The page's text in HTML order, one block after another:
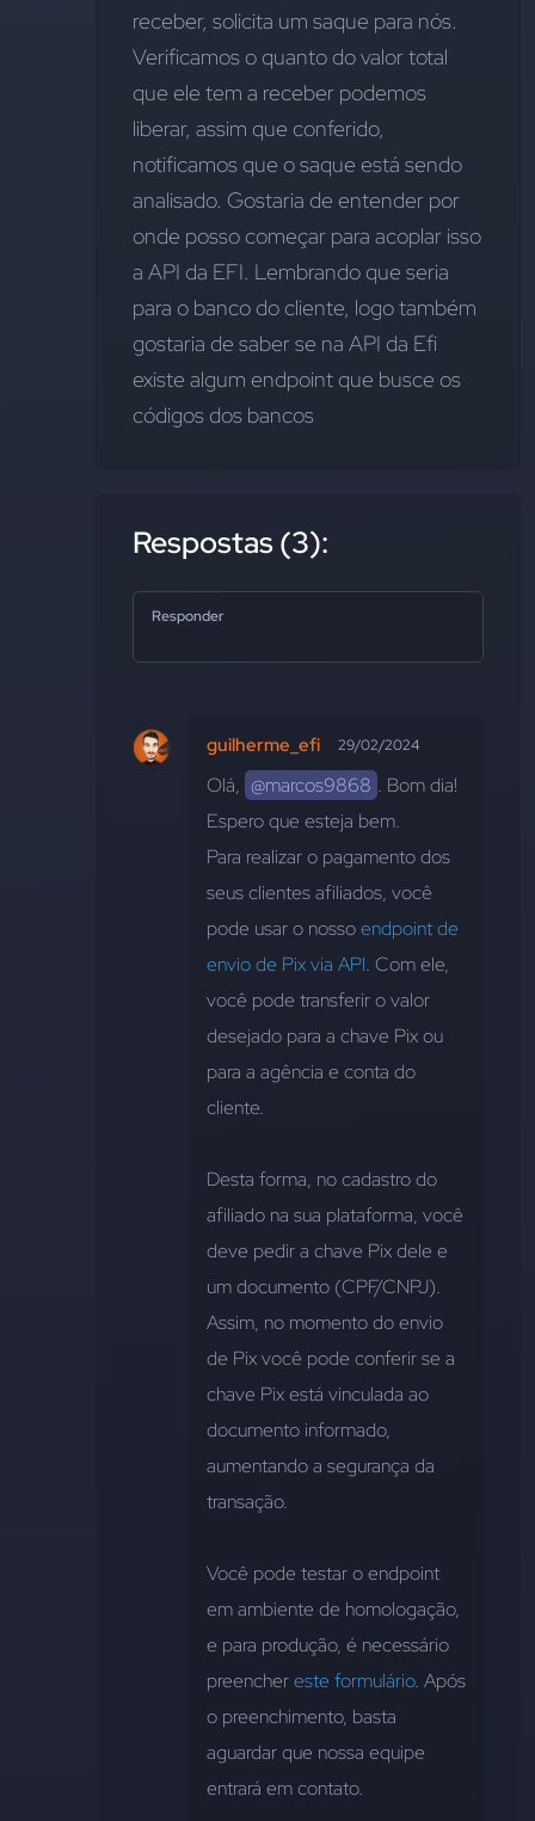
receber, solicita um saque para nós.
Verificamos o quanto do valor total
que ele tem a receber podemos
liberar, assim que conferido,
notificamos que o saque está sendo
analisado. Gostaria de entender por
onde posso começar para acoplar isso
a API da EFI. Lembrando que seria
para o banco do cliente, logo também
gostaria de saber se na API da Efi
existe algum endpoint que busce os
códigos dos bancos
Respostas (3):
Responder
guilherme_efi 29/02/2024
Olá, @marcos9868 . Bom dia!
Espero que esteja bem.
Para realizar o pagamento dos
seus clientes afiliados, você
pode usar o nosso endpoint de
envio de Pix via API. Com ele,
você pode transferir o valor
desejado para a chave Pix ou
para a agência e conta do
cliente.
Desta forma, no cadastro do
afiliado na sua plataforma, você
deve pedir a chave Pix dele e
um documento (CPF/CNPJ).
Assim, no momento do envio
de Pix você pode conferir se a
chave Pix está vinculada ao
documento informado,
aumentando a segurança da
transação.
Você pode testar o endpoint
em ambiente de homologação,
e para produção, é necessário
preencher este formulário. Após
o preenchimento, basta
aguardar que nossa equipe
entrará em contato.